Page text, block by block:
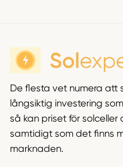
De flesta vet numera att
långsiktig investering
så kan priset för solceller
samtidigt som det finns
marknaden.